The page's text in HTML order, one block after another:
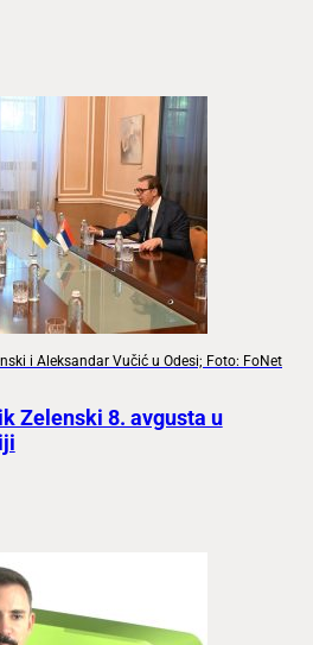
i Aleksandar Vučić u Odesi; Foto: FoNet
Zelenski 8. avgusta u